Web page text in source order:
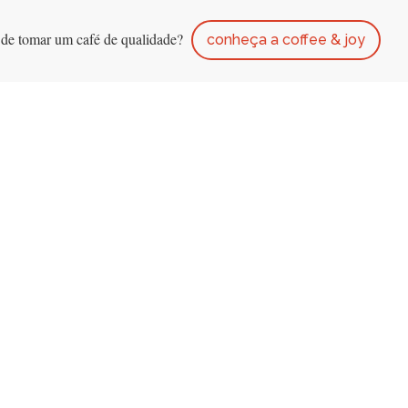
tomar um café de qualidade? conheça a coffee & joy